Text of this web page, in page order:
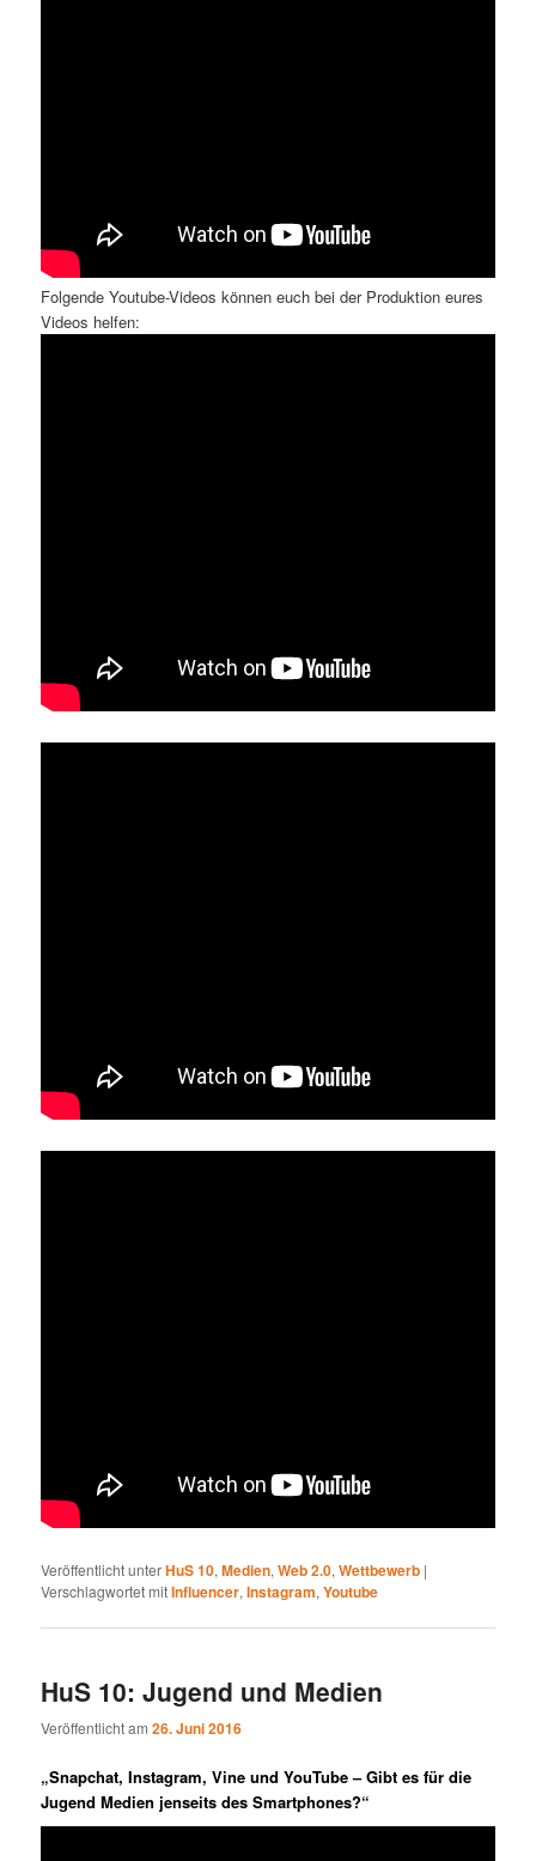
Folgende Youtube-Videos können euch bei der Produktion eures
Videos helfen:
Veröffentlicht unterHuS 10,Medien,Web 2.0,Wettbewerb |
Verschlagwortet mitInfluencer,Instagram,Youtube
HuS 10: Jugend und Medien
Veröffentlicht am26. Juni 2016
„Snapchat, Instagram, Vine und YouTube – Gibt es für die
Jugend Medien jenseits des Smartphones?“